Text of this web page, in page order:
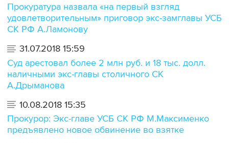
Прокуратура назвала «на первый взгляд
удовлетворительным» приговор экс-замглавы УСБ
СК РФ А.Ламонову
31.07.2018 15:59
Суд арестовал более 2 млн руб. и 18 тыс. долл.
наличными экс-главы столичного СК
А.Дрыманова
10.08.2018 15:35
Прокурор: Экс-главе УСБ СК РФ М.Максименко
предъявлено новое обвинение во взятке